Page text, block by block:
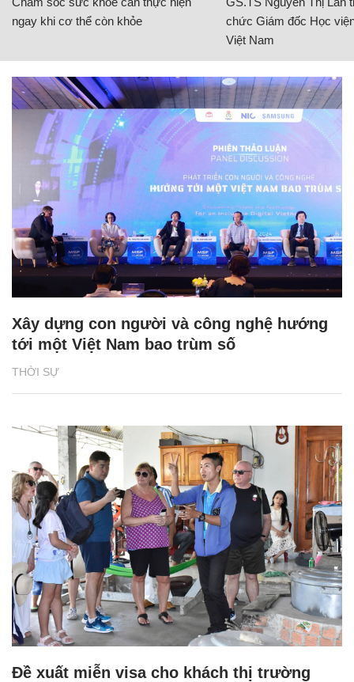
ngay khi cơ thể còn khỏe
chức Giám đốc Học
Việt Nam
THỜI SỰ
Xây dựng con người và công nghệ hướng
tới một Việt Nam bao trùm số
Đề xuất miễn visa cho khách thị trường